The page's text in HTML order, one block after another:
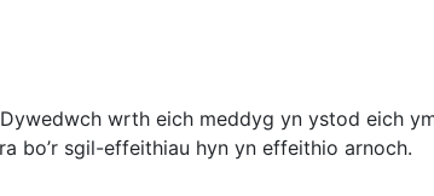
wrth eich meddyg yn ystod eich
bo’r sgil-effeithiau hyn yn effeithio arnoch.